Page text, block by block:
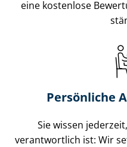
eine kostenlose
Persönliche
Sie wissen
verantwortlich ist: Wir